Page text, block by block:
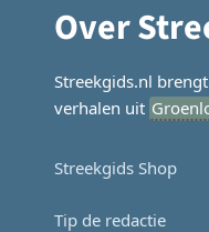
Over
Streekgids.nl
verhalen uit
Streekgids Shop
Tip de redactie